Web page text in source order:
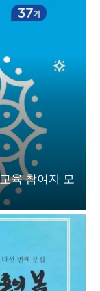
육 참여자 모